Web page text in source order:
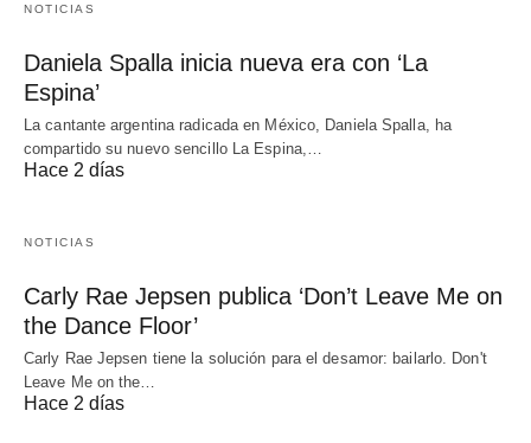
NOTICIAS
Daniela Spalla inicia nueva era con ‘La
Espina’
La cantante argentina radicada en México, Daniela Spalla, ha
compartido su nuevo sencillo La Espina,…
Hace 2 días
NOTICIAS
Carly Rae Jepsen publica ‘Don’t Leave Me on
the Dance Floor’
Carly Rae Jepsen tiene la solución para el desamor: bailarlo. Don't
Leave Me on the…
Hace 2 días